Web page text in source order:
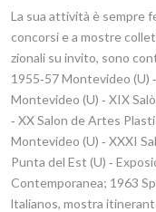
La sua attività è sempre
concorsi e a mostre
zionali su invito, sono
1955‑57 Montevideo (U)
Montevideo (U) ‑ XIX
‑ XX Salon de Artes
Montevideo (U) ‑ XXXI
Punta del Est (U) ‑
Contemporanea; 1963
ltalianos, mostra